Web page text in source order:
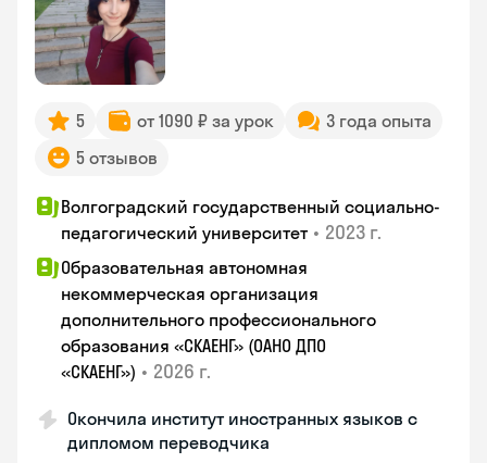
5 от 1090 ₽ за урок
3 года опыта
5 отзывов
Волгоградский государственный социально-
педагогический университет • 2023 г.
Образовательная автономная
некоммерческая организация
дополнительного профессионального
образования «СКАЕНГ» (ОАНО ДПО
«СКАЕНГ») • 2026 г.
Окончила институт иностранных языков с
дипломом переводчика